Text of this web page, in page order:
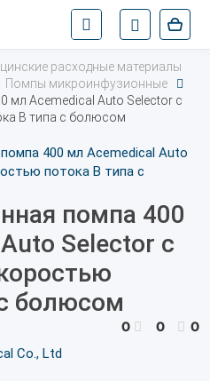
расходные материалы
Помпы микроинфузионные
мл Acemedical Auto Selector с
B типа с болюсом
помпа 400
Selector с
болюсом
0 0
0
Co., Ltd